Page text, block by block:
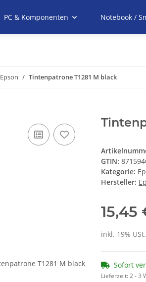
PC & Komponenten Notebook /
Epson Tintenpatrone T1281 M black
GTIN:
Kategorie:
Hersteller:
15,45
inkl. 19%
Sofort
Lieferzeit:2 - 3